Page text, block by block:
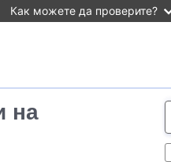
Как можете да проверите?
на
e